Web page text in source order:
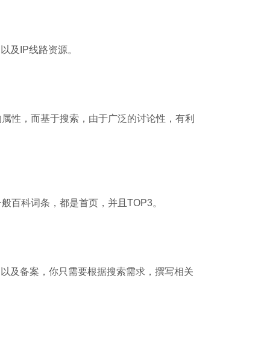
及IP线路资源。
性，而基于搜索，由于广泛的讨论性，有利
百科词条，都是首页，并且TOP3。
及备案，你只需要根据搜索需求，撰写相关